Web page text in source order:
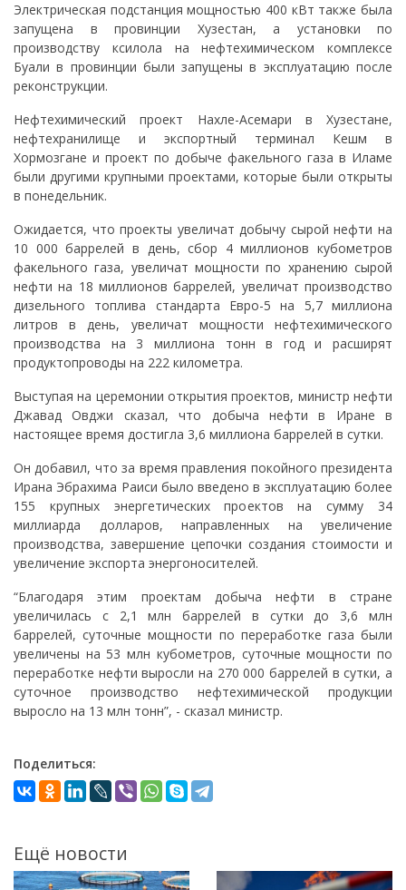
Электрическая подстанция мощностью 400 кВт также была
запущена в провинции Хузестан, а установки по
производству ксилола на нефтехимическом комплексе
Буали в провинции были запущены в эксплуатацию после
реконструкции.
Нефтехимический проект Нахле-Асемари в Хузестане,
нефтехранилище и экспортный терминал Кешм в
Хормозгане и проект по добыче факельного газа в Иламе
были другими крупными проектами, которые были открыты
в понедельник.
Ожидается, что проекты увеличат добычу сырой нефти на
10 000 баррелей в день, сбор 4 миллионов кубометров
факельного газа, увеличат мощности по хранению сырой
нефти на 18 миллионов баррелей, увеличат производство
дизельного топлива стандарта Евро-5 на 5,7 миллиона
литров в день, увеличат мощности нефтехимического
производства на 3 миллиона тонн в год и расширят
продуктопроводы на 222 километра.
Выступая на церемонии открытия проектов, министр нефти
Джавад Овджи сказал, что добыча нефти в Иране в
настоящее время достигла 3,6 миллиона баррелей в сутки.
Он добавил, что за время правления покойного президента
Ирана Эбрахима Раиси было введено в эксплуатацию более
155 крупных энергетических проектов на сумму 34
миллиарда долларов, направленных на увеличение
производства, завершение цепочки создания стоимости и
увеличение экспорта энергоносителей.
“Благодаря этим проектам добыча нефти в стране
увеличилась с 2,1 млн баррелей в сутки до 3,6 млн
баррелей, суточные мощности по переработке газа были
увеличены на 53 млн кубометров, суточные мощности по
переработке нефти выросли на 270 000 баррелей в сутки, а
суточное производство нефтехимической продукции
выросло на 13 млн тонн”, - сказал министр.
Поделиться:
Ещё новости